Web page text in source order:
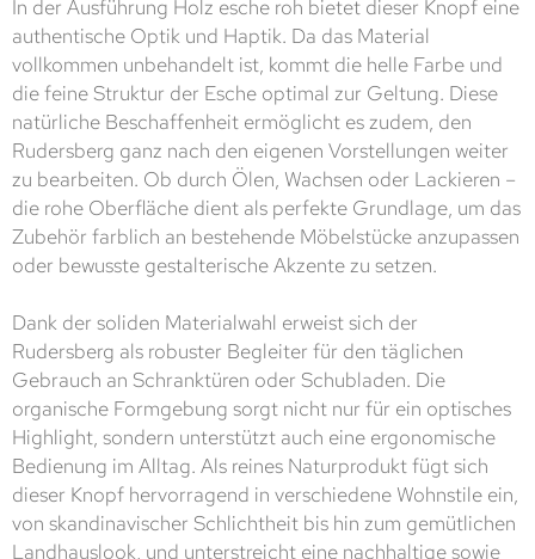
In der Ausführung Holz esche roh bietet dieser Knopf eine
authentische Optik und Haptik. Da das Material
vollkommen unbehandelt ist, kommt die helle Farbe und
die feine Struktur der Esche optimal zur Geltung. Diese
natürliche Beschaffenheit ermöglicht es zudem, den
Rudersberg ganz nach den eigenen Vorstellungen weiter
zu bearbeiten. Ob durch Ölen, Wachsen oder Lackieren –
die rohe Oberfläche dient als perfekte Grundlage, um das
Zubehör farblich an bestehende Möbelstücke anzupassen
oder bewusste gestalterische Akzente zu setzen.
Dank der soliden Materialwahl erweist sich der
Rudersberg als robuster Begleiter für den täglichen
Gebrauch an Schranktüren oder Schubladen. Die
organische Formgebung sorgt nicht nur für ein optisches
Highlight, sondern unterstützt auch eine ergonomische
Bedienung im Alltag. Als reines Naturprodukt fügt sich
dieser Knopf hervorragend in verschiedene Wohnstile ein,
von skandinavischer Schlichtheit bis hin zum gemütlichen
Landhauslook, und unterstreicht eine nachhaltige sowie